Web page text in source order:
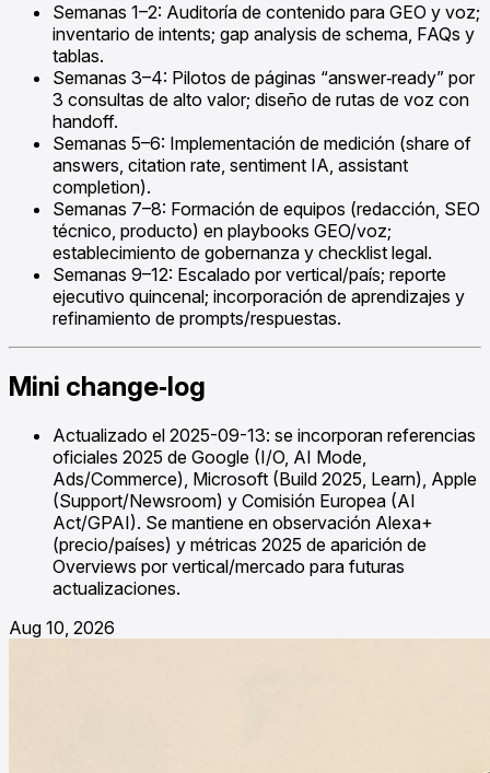
Semanas 1–2: Auditoría de contenido para GEO y voz;
inventario de intents; gap analysis de schema, FAQs y
tablas.
Semanas 3–4: Pilotos de páginas “answer‑ready” por
3 consultas de alto valor; diseño de rutas de voz con
handoff.
Semanas 5–6: Implementación de medición (share of
answers, citation rate, sentiment IA, assistant
completion).
Semanas 7–8: Formación de equipos (redacción, SEO
técnico, producto) en playbooks GEO/voz;
establecimiento de gobernanza y checklist legal.
Semanas 9–12: Escalado por vertical/país; reporte
ejecutivo quincenal; incorporación de aprendizajes y
refinamiento de prompts/respuestas.
Mini change‑log
Actualizado el 2025-09-13: se incorporan referencias
oficiales 2025 de Google (I/O, AI Mode,
Ads/Commerce), Microsoft (Build 2025, Learn), Apple
(Support/Newsroom) y Comisión Europea (AI
Act/GPAI). Se mantiene en observación Alexa+
(precio/países) y métricas 2025 de aparición de
Overviews por vertical/mercado para futuras
actualizaciones.
Aug 10, 2026